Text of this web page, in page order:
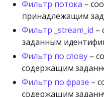
Фильтр потока –
принадлежащим
Фильтр _stream_id –
заданным
Фильтр по слову –
содержащим
Фильтр по фразе –
содержащим